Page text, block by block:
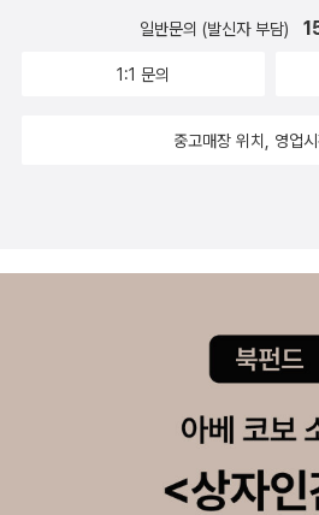
꾸 도전하다 보면 표현의 폭이 넓어집니다. 《쉽게 배우는 귀여운
집까지 귀여운 여자 캐릭터는 만화나 게
사람도 많을 것입니다. 그런데 정작 그려
자인, 구도와 장면, 연출 방법 등을 해설!
그림이 매력적이어야 합니다. 그리고 그
만들려면 설정이 흥미로워야 하고, 캐릭
나 작품을 ‘누구에게 보여줄지(판매할지
일반문의 (발신자 부담)
1:1 문의
중고매장 위치, 영업